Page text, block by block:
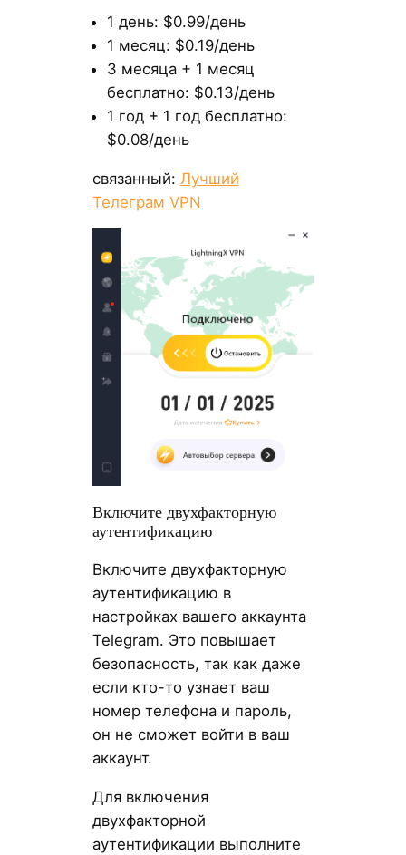
1 день: $0.99/день
1 месяц: $0.19/день
3 месяца + 1 месяц
бесплатно: $0.13/день
1 год + 1 год бесплатно:
$0.08/день
связанный: Лучший
Телеграм VPN
Включите двухфакторную
аутентификацию
Включите двухфакторную
аутентификацию в
настройках вашего аккаунта
Telegram. Это повышает
безопасность, так как даже
если кто-то узнает ваш
номер телефона и пароль,
он не сможет войти в ваш
аккаунт.
Для включения
двухфакторной
аутентификации выполните